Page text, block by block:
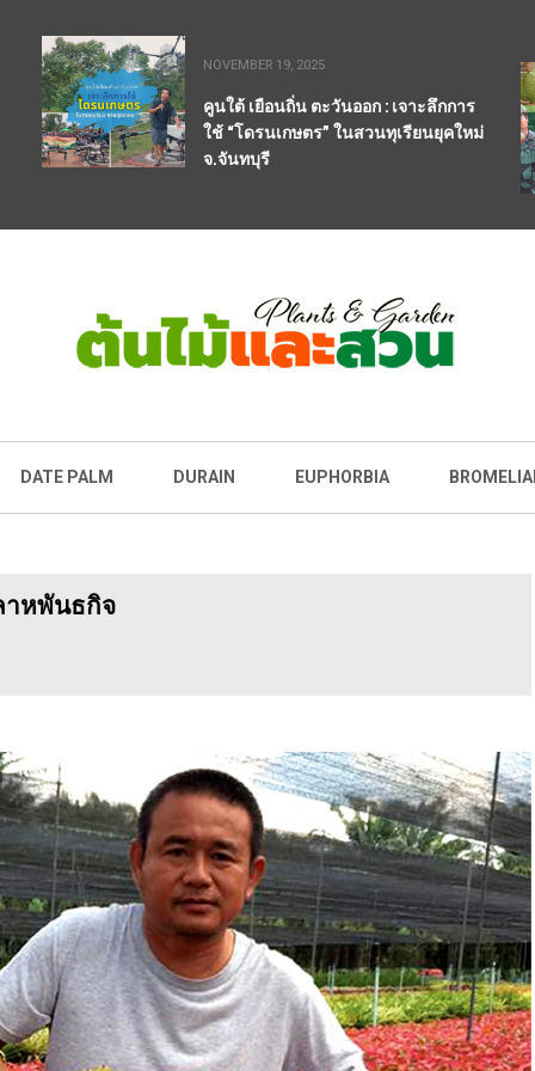
NOVEMBER 19, 2025
คูนใต้ เยือนถิ่น ตะวันออก : เจาะลึกการ
ใช้ “โดรนเกษตร” ในสวนทุเรียนยุคใหม่
จ.จันทบุรี
DATE PALM DURAIN EUPHORBIA
าหพันธกิจ